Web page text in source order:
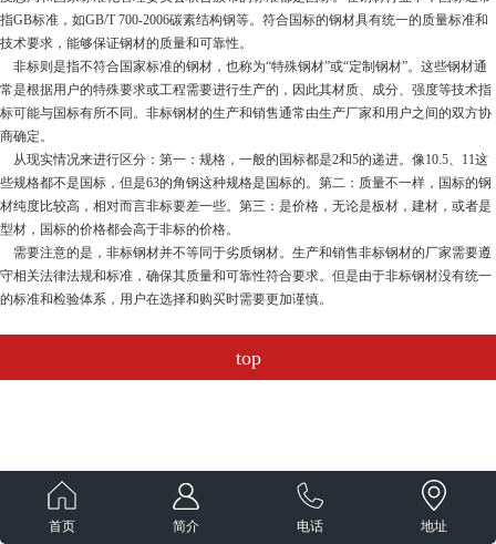
指GB标准，如GB/T 700-2006碳素结构钢等。符合国标的钢材具有统一的质量标准和
技术要求，能够保证钢材的质量和可靠性。
非标则是指不符合国家标准的钢材，也称为“特殊钢材”或“定制钢材”。这些钢材通
常是根据用户的特殊要求或工程需要进行生产的，因此其材质、成分、强度等技术指
标可能与国标有所不同。非标钢材的生产和销售通常由生产厂家和用户之间的双方协
商确定。
从现实情况来进行区分：第一：规格，一般的国标都是2和5的递进。像10.5、11这
些规格都不是国标，但是63的角钢这种规格是国标的。第二：质量不一样，国标的钢
材纯度比较高，相对而言非标要差一些。第三：是价格，无论是板材，建材，或者是
型材，国标的价格都会高于非标的价格。
需要注意的是，非标钢材并不等同于劣质钢材。生产和销售非标钢材的厂家需要遵
守相关法律法规和标准，确保其质量和可靠性符合要求。但是由于非标钢材没有统一
的标准和检验体系，用户在选择和购买时需要更加谨慎。
top
首页 简介 电话 地址